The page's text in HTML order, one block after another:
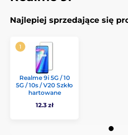
Najlepiej sprzedające się
Realme 9i 5G / 10
5G / 10s / V20 Szkło
hartowane
12.3 zł